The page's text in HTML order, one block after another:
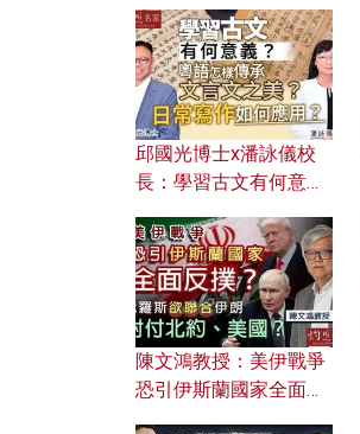
風險攻擊美軍，背後有
何盤算？
邱國光博士x潘詠儀校
長：學習古文有何意
文之美？ 日常寫作如何
應用？
陳文鴻教授：美伊戰爭
恐引伊斯蘭國家全面反